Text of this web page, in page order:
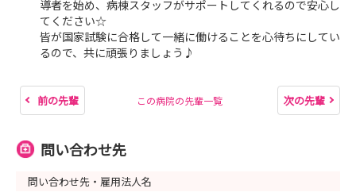
導者を始め、病棟スタッフがサポートしてくれるので安心し
てください☆
皆が国家試験に合格して一緒に働けることを心待ちにしてい
るので、共に頑張りましょう♪
前の先輩 この病院の先輩一覧 次の先輩
問い合わせ先
問い合わせ先・雇用法人名